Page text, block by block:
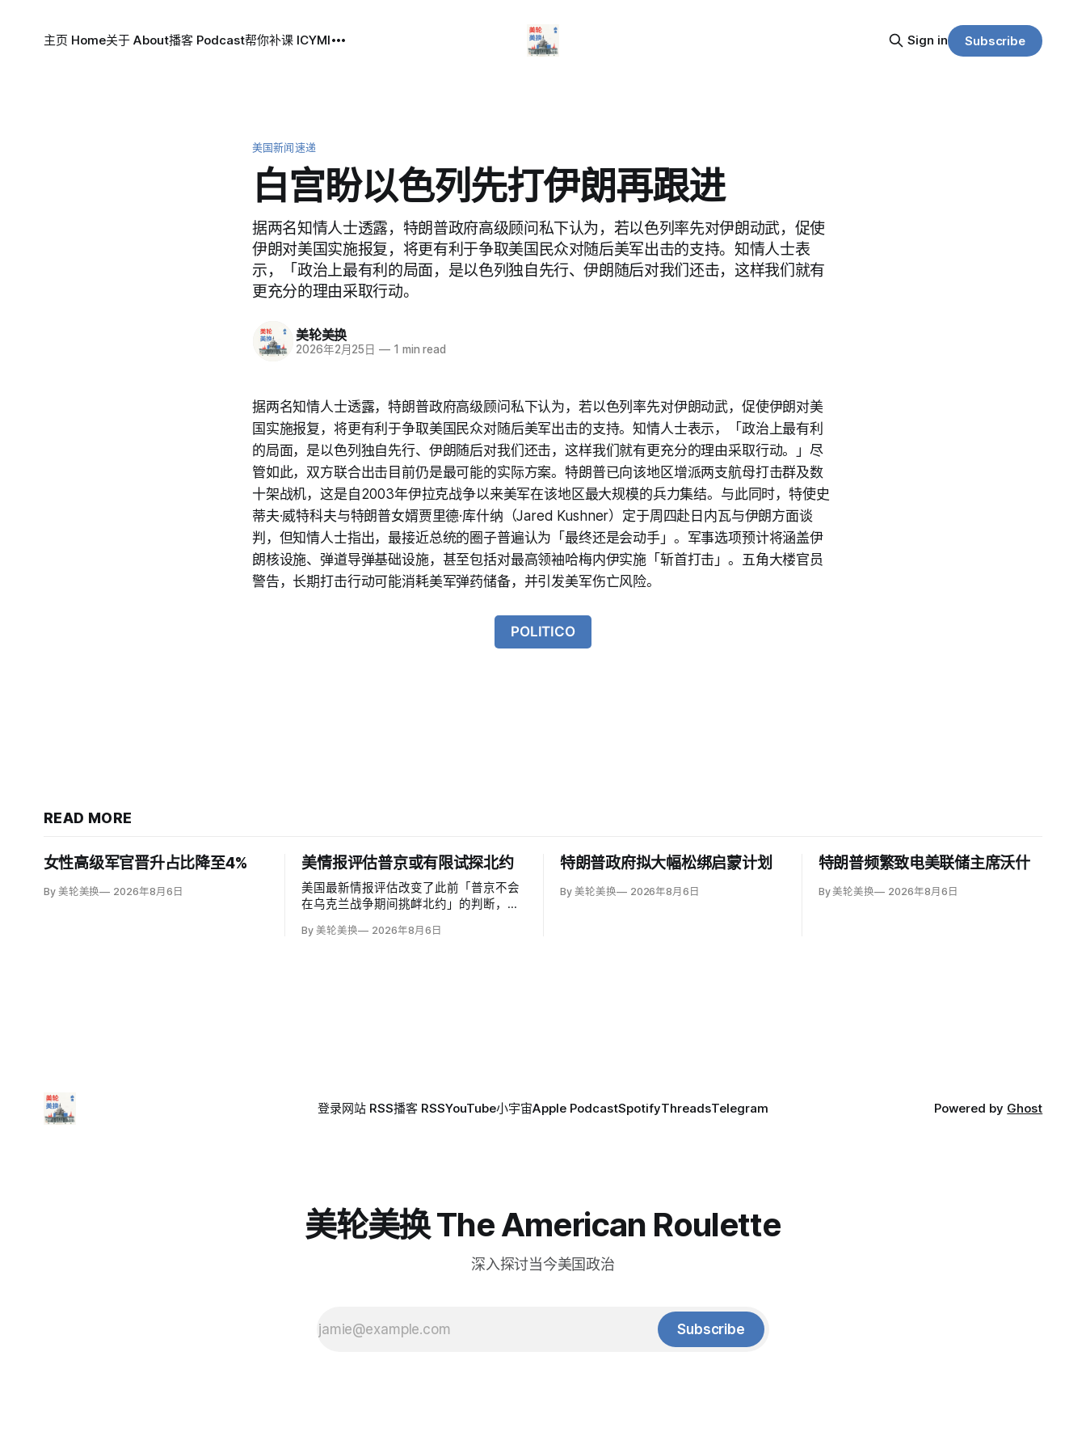
主页 Home关于 About播客 Podcast帮你补课 ICYMI Sign in Subscribe
美国新闻速递
白宫盼以色列先打伊朗再跟进
据两名知情人士透露，特朗普政府高级顾问私下认为，若以色列率先对伊朗动武，促使
伊朗对美国实施报复，将更有利于争取美国民众对随后美军出击的支持。知情人士表
示，「政治上最有利的局面，是以色列独自先行、伊朗随后对我们还击，这样我们就有
更充分的理由采取行动。
美轮美换
2026年2月25日 — 1 min read
据两名知情人士透露，特朗普政府高级顾问私下认为，若以色列率先对伊朗动武，促使伊朗对美
国实施报复，将更有利于争取美国民众对随后美军出击的支持。知情人士表示，「政治上最有利
的局面，是以色列独自先行、伊朗随后对我们还击，这样我们就有更充分的理由采取行动。」尽
管如此，双方联合出击目前仍是最可能的实际方案。特朗普已向该地区增派两支航母打击群及数
十架战机，这是自2003年伊拉克战争以来美军在该地区最大规模的兵力集结。与此同时，特使史
蒂夫·威特科夫与特朗普女婿贾里德·库什纳（Jared Kushner）定于周四赴日内瓦与伊朗方面谈
判，但知情人士指出，最接近总统的圈子普遍认为「最终还是会动手」。军事选项预计将涵盖伊
朗核设施、弹道导弹基础设施，甚至包括对最高领袖哈梅内伊实施「斩首打击」。五角大楼官员
警告，长期打击行动可能消耗美军弹药储备，并引发美军伤亡风险。
POLITICO
READ MORE
女性高级军官晋升占比降至4%
By 美轮美换 2026年8月6日
美情报评估普京或有限试探北约
美国最新情报评估改变了此前「普京不会
在乌克兰战争期间挑衅北约」的判断，认
络攻击、无标识武装占领或东翼小规模越
By 美轮美换 2026年8月6日
特朗普政府拟大幅松绑启蒙计划
By 美轮美换 2026年8月6日
特朗普频繁致电美联储主席沃什
By 美轮美换 2026年8月6日
登录网站 RSS播客 RSSYouTube小宇宙Apple PodcastSpotifyThreadsTelegram Powered by Ghost
美轮美换 The American Roulette
深入探讨当今美国政治
Subscribe